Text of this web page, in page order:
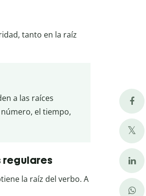
tanto en la raíz
a las raíces
el tiempo,
la raíz del verbo. A